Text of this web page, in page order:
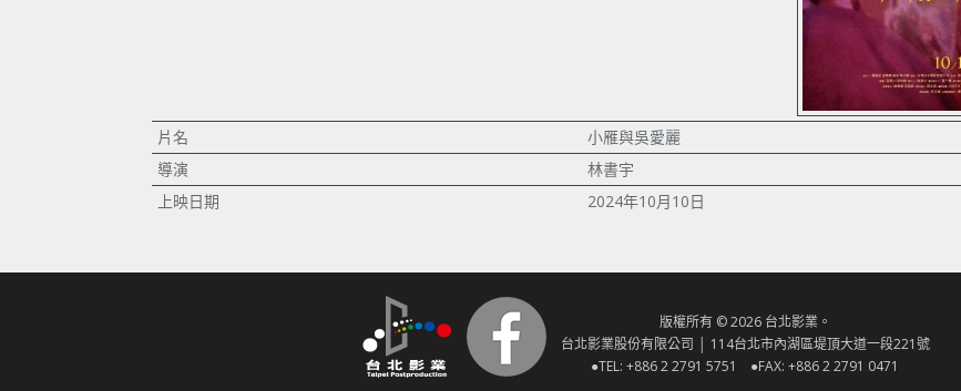
片名
小雁與吳愛麗
導演
林書宇
上映日期
2024年10月10日
版權所有 © 2026 台北影業。
台北影業股份有限公司 │ 114台北市內湖區堤頂大道一段221號
●TEL: +886 2 2791 5751 ●FAX: +886 2 2791 0471